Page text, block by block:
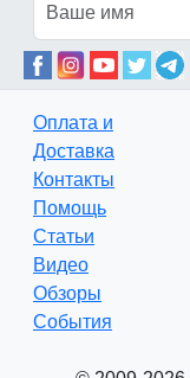
Оплата и
Доставка
Контакты
Помощь
Статьи
Видео
Обзоры
События